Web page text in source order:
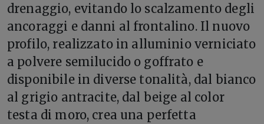
drenaggio, evitando lo scalzamento degli
ancoraggi e danni al frontalino. Il nuovo
profilo, realizzato in alluminio verniciato
a polvere semilucido o goffrato e
disponibile in diverse tonalità, dal bianco
al grigio antracite, dal beige al color
testa di moro, crea una perfetta